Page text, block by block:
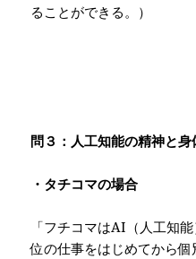
ることができる。）
問３：人工知能の精神と身
・タチコマの場合
「フチコマはAI （人工知
位の仕事をはじめてから